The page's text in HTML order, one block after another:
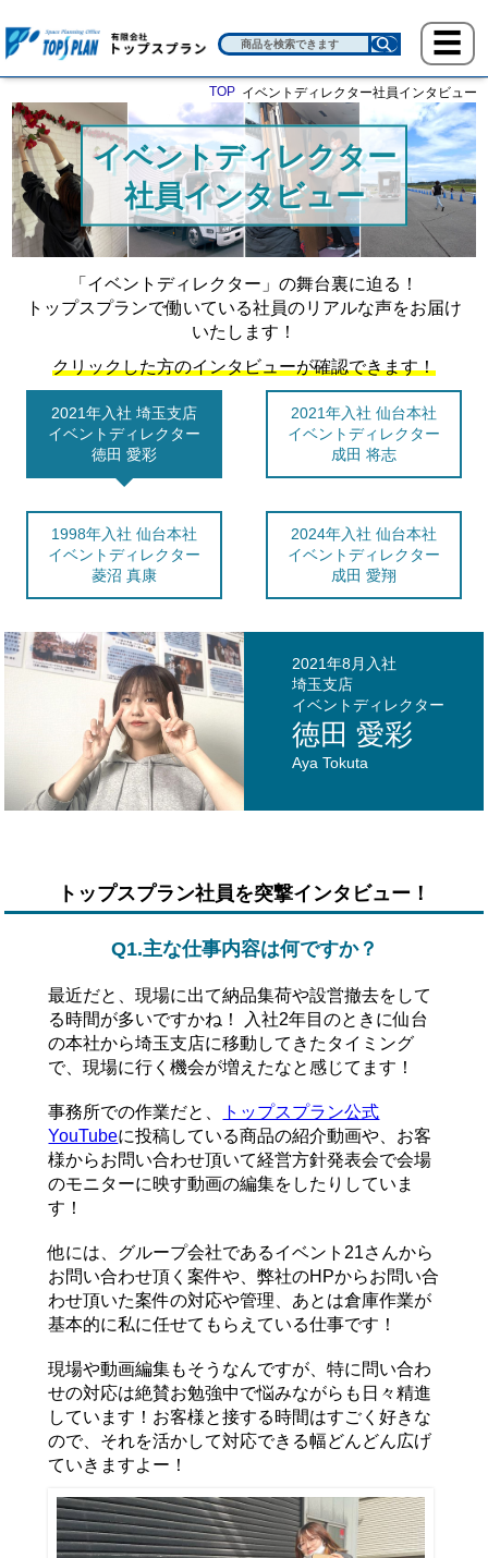
TOP イベントディレクター社員インタビュー
イベントディレクター
社員インタビュー
「イベントディレクター」の舞台裏に迫る！
トップスプランで働いている社員のリアルな声をお届け
いたします！
クリックした方のインタビューが確認できます！
2021年入社 埼玉支店
イベントディレクター
徳田 愛彩
2021年入社 仙台本社
イベントディレクター
成田 将志
1998年入社 仙台本社
イベントディレクター
菱沼 真康
2024年入社 仙台本社
イベントディレクター
成田 愛翔
2021年8月入社
埼玉支店
イベントディレクター
徳田 愛彩
Aya Tokuta
トップスプラン社員を突撃インタビュー！
Q1.主な仕事内容は何ですか？
最近だと、現場に出て納品集荷や設営撤去をして
る時間が多いですかね！ 入社2年目のときに仙台
の本社から埼玉支店に移動してきたタイミング
で、現場に行く機会が増えたなと感じてます！
事務所での作業だと、
トップスプラン公式
YouTubeに投稿している商品の紹介動画や、お客
様からお問い合わせ頂いて経営方針発表会で会場
のモニターに映す動画の編集をしたりしていま
す！
他には、グループ会社であるイベント21さんから
お問い合わせ頂く案件や、弊社のHPからお問い合
わせ頂いた案件の対応や管理、あとは倉庫作業が
基本的に私に任せてもらえている仕事です！
現場や動画編集もそうなんですが、特に問い合わ
せの対応は絶賛お勉強中で悩みながらも日々精進
しています！お客様と接する時間はすごく好きな
ので、それを活かして対応できる幅どんどん広げ
ていきますよー！